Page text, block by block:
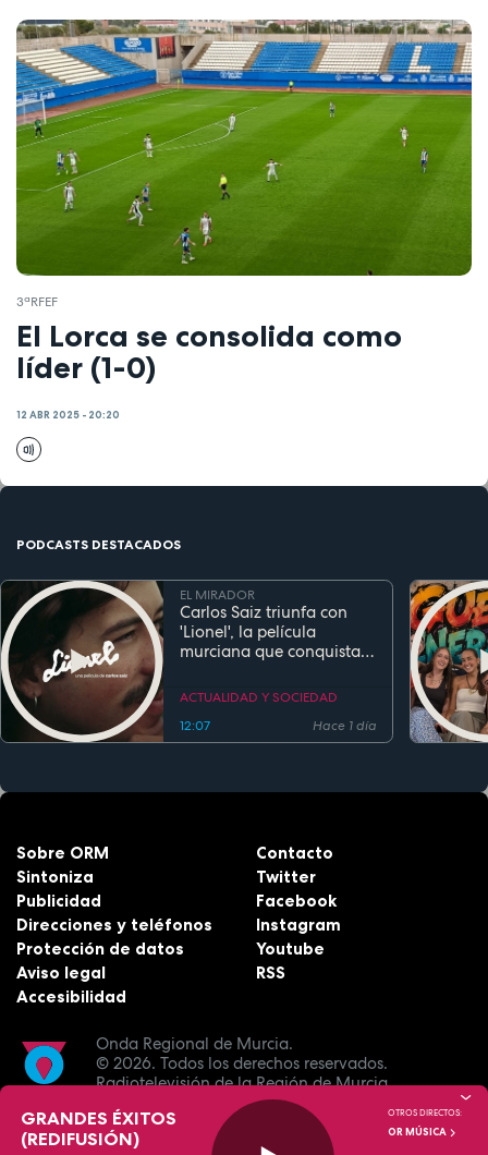
3ªRFEF
El Lorca se consolida como
líder (1-0)
12 ABR 2025 - 20:20
PODCASTS DESTACADOS
EL MIRADOR
Carlos Saiz triunfa con
'Lionel', la película
murciana que conquista
estreno
ACTUALIDAD Y SOCIEDAD
12:07
Hace 1 día
Onda Regional de Murcia.
© 2026. Todos los derechos reservados.
Radiotelevisión de la Región de Murcia.
Sobre ORM
Sintoniza
Publicidad
Direcciones y teléfonos
Protección de datos
Aviso legal
Accesibilidad
Contacto
Twitter
Facebook
Instagram
Youtube
RSS
GRANDES ÉXITOS
(REDIFUSIÓN)
OTROS DIRECTOS:
OR MÚSICA